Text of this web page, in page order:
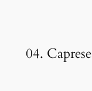
04. Caprese